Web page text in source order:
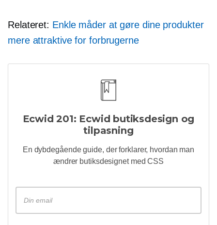
Relateret: Enkle måder at gøre dine produkter
mere attraktive for forbrugerne
Ecwid 201: Ecwid butiksdesign og
tilpasning
En dybdegåendeguide, der forklarer, hvordan man
ændrer butiksdesignet med CSS